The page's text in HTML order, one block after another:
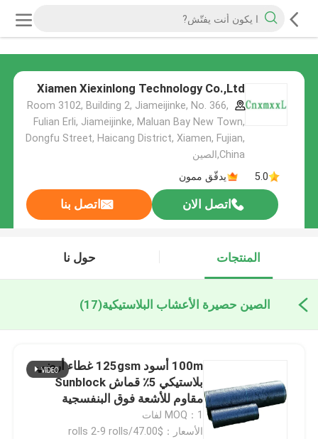
Xiamen Xiexinlong Technology Co.,Ltd
Room 3102, Building 2, Jiameijinke, No. 366,
Fulian Erli, Jiameijinke, Maluan Bay New Town,
Dongfu Street, Haicang District, Xiamen, Fujian,
China,الصين
5.0
يدقّق ممون
اتصل الان اتصل بنا
المنتجات حول نا
الصين حصيرة الأعشاب البلاستيكية(17)
100m أسود 125gsm غطاء أرضي
بلاستيكي 5٪ قماش Sunblock
مقاوم للأشعة فوق البنفسجية
MOQ：1 لفات
الأسعار：$47.00/rolls 2-9 rolls